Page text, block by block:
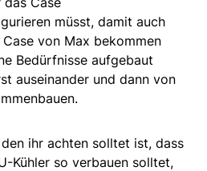
müsst, damit auch
von Max bekommen
Bedürfnisse aufgebaut
auseinander und dann von
ihr achten solltet ist, dass
Kühler so verbauen solltet,